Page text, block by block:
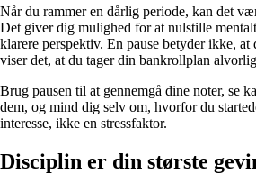
Når du rammer en dårlig periode, kan det
Det giver dig mulighed for at nulstille
klarere perspektiv. En pause betyder ikke,
viser det, at du tager din bankrollplan
Brug pausen til at gennemgå dine noter, se
dem, og mind dig selv om, hvorfor du
interesse, ikke en stressfaktor.
Disciplin er din største